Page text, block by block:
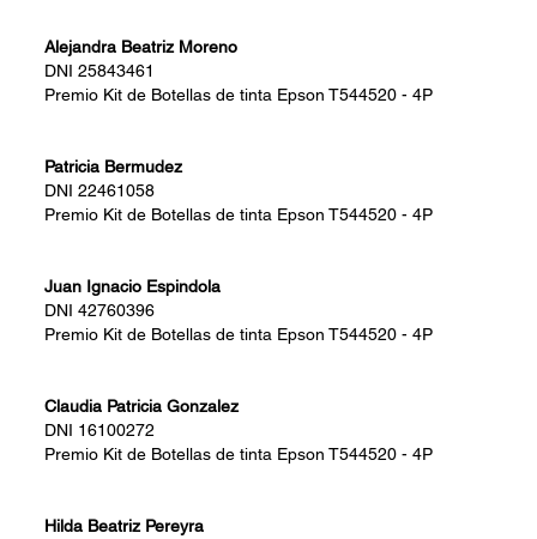
Alejandra Beatriz Moreno
DNI 25843461
Premio Kit de Botellas de tinta Epson T544520 - 4P
Patricia Bermudez
DNI 22461058
Premio Kit de Botellas de tinta Epson T544520 - 4P
Juan Ignacio Espindola
DNI 42760396
Premio Kit de Botellas de tinta Epson T544520 - 4P
Claudia Patricia Gonzalez
DNI 16100272
Premio Kit de Botellas de tinta Epson T544520 - 4P
Hilda Beatriz Pereyra